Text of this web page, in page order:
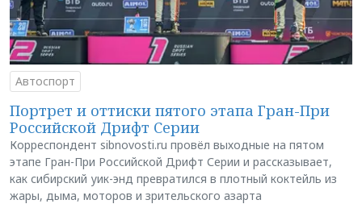
Автоспорт
Портрет и оттиски пятого этапа Гран-При
Российской Дрифт Серии
Корреспондент sibnovosti.ru провёл выходные на пятом
этапе Гран-При Российской Дрифт Серии и рассказывает,
как сибирский уик-энд превратился в плотный коктейль из
жары, дыма, моторов и зрительского азарта